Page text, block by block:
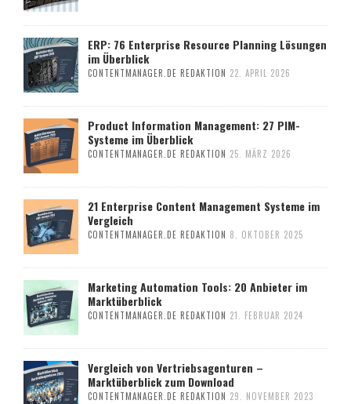
ERP: 76 Enterprise Resource Planning Lösungen
im Überblick
CONTENTMANAGER.DE REDAKTION 22. APRIL 2026
Product Information Management: 27 PIM-
Systeme im Überblick
CONTENTMANAGER.DE REDAKTION 25. MÄRZ 2026
21 Enterprise Content Management Systeme im
Vergleich
CONTENTMANAGER.DE REDAKTION 8. OKTOBER 2025
Marketing Automation Tools: 20 Anbieter im
Marktüberblick
CONTENTMANAGER.DE REDAKTION 21. FEBRUAR 2024
Vergleich von Vertriebsagenturen –
Marktüberblick zum Download
CONTENTMANAGER.DE REDAKTION 29. NOVEMBER 2023